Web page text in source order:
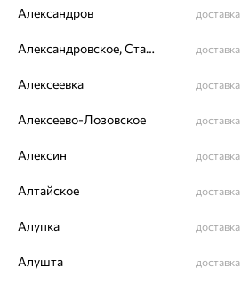
4 платежа по 13 360₽
Нужна помощь
Вес:5.5 — 5.52
Цвет металла:
Страна происхождения:
Александров доставка
Александровское, Ставропольский край доставка
Алексеевка доставка
Алексеево-Лозовское доставка
Алексин доставка
Алтайское доставка
Алупка доставка
Алушта доставка